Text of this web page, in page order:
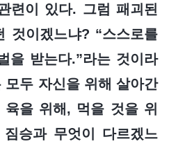
련이 있다. 그럼 패괴된
것이겠느냐? “스스로를
을 받는다.”라는 것이라
두 자신을 위해 살아간
을 위해, 먹을 것을 위
승과 무엇이 다르겠느